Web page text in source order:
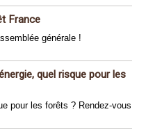
France
générale !
quel risque pour les
pour les forêts ? Rendez-vous